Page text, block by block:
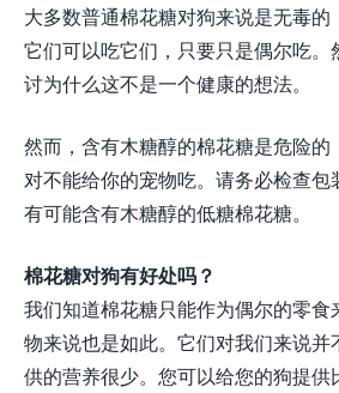
大多数普通棉花糖对狗来说是无毒的
它们可以吃它们，只要只是偶尔吃。
讨为什么这不是一个健康的想法。
然而，含有木糖醇的棉花糖是危险
对不能给你的宠物吃。请务必检查
有可能含有木糖醇的低糖棉花糖。
棉花糖对狗有好处吗？
我们知道棉花糖只能作为偶尔的零
物来说也是如此。它们对我们来说并
供的营养很少。您可以给您的狗提供